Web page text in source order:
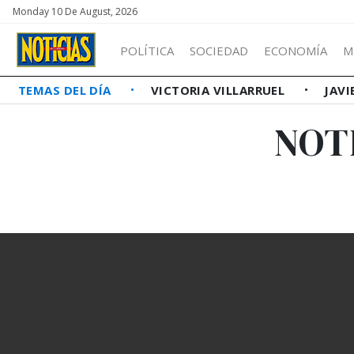
Monday 10 De August, 2026
POLÍTICA SOCIEDAD ECONOMÍA
TEMAS DEL DÍA VICTORIA VILLARRUEL